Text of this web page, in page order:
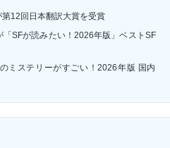
12回日本翻訳大賞を受賞
SFが読みたい！2026年版」ベストSF
ミステリーがすごい！2026年版 国内